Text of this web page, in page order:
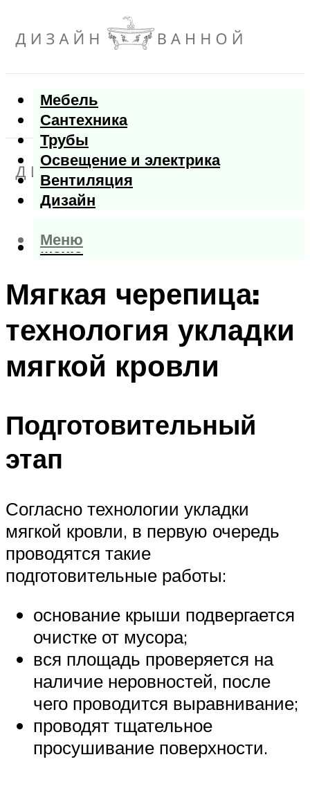
Мебель
Сантехника
Трубы
Освещение и электрика
Вентиляция
Дизайн
Меню
Меню
Мягкая черепица:
технология укладки
мягкой кровли
Подготовительный
этап
Согласно технологии укладки
мягкой кровли, в первую очередь
проводятся такие
подготовительные работы:
основание крыши подвергается
очистке от мусора;
вся площадь проверяется на
наличие неровностей, после
чего проводится выравнивание;
проводят тщательное
просушивание поверхности.